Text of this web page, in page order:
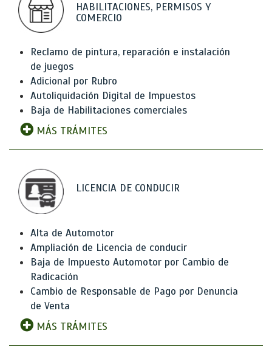
HABILITACIONES, PERMISOS Y
COMERCIO
Reclamo de pintura, reparación e instalación
de juegos
Adicional por Rubro
Autoliquidación Digital de Impuestos
Baja de Habilitaciones comerciales
MÁS TRÁMITES
LICENCIA DE CONDUCIR
Alta de Automotor
Ampliación de Licencia de conducir
Baja de Impuesto Automotor por Cambio de
Radicación
Cambio de Responsable de Pago por Denuncia
de Venta
MÁS TRÁMITES